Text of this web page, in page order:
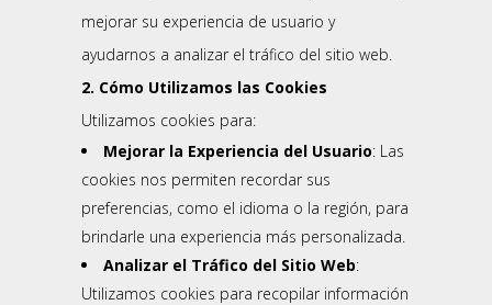
mejorar su experiencia de usuario y
ayudarnos a analizar el tráfico del sitio web.
2. Cómo Utilizamos las Cookies
Utilizamos cookies para:
Mejorar la Experiencia del Usuario: Las
cookies nos permiten recordar sus
preferencias, como el idioma o la región, para
brindarle una experiencia más personalizada.
Analizar el Tráfico del Sitio Web:
Utilizamos cookies para recopilar información